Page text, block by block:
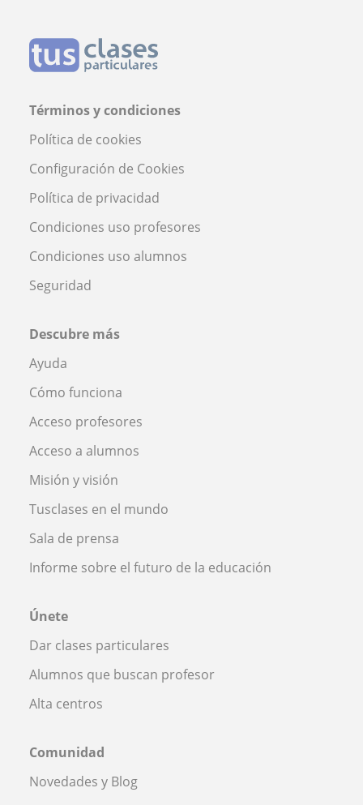
Términos y condiciones
Política de cookies
Configuración de Cookies
Política de privacidad
Condiciones uso profesores
Condiciones uso alumnos
Seguridad
Descubre más
Ayuda
Cómo funciona
Acceso profesores
Acceso a alumnos
Misión y visión
Tusclases en el mundo
Sala de prensa
Informe sobre el futuro de la educación
Únete
Dar clases particulares
Alumnos que buscan profesor
Alta centros
Comunidad
Novedades y Blog